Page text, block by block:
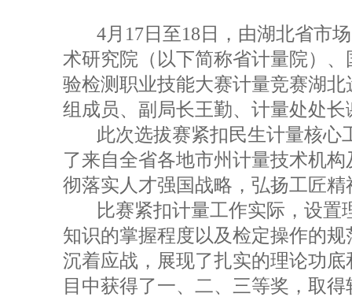
4月17日至18日，由湖北省市
术研究院（以下简称省计量院）
验检测职业技能大赛计量竞赛湖
组成员、副局长王勤、计量处处
此次选拔赛紧扣民生计量核
了来自全省各地市州计量技术机
彻落实人才强国战略，弘扬工匠
比赛紧扣计量工作实际，设
知识的掌握程度以及检定操作的
沉着应战，展现了扎实的理论功
目中获得了一、二、三等奖，取